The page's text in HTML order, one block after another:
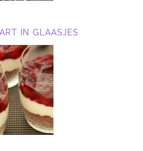
IN GLAASJES